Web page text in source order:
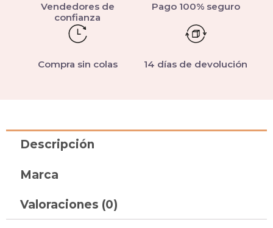
Vendedores de
confianza
Pago 100% seguro
Compra sin colas 14 días de devolución
Descripción
Marca
Valoraciones (0)